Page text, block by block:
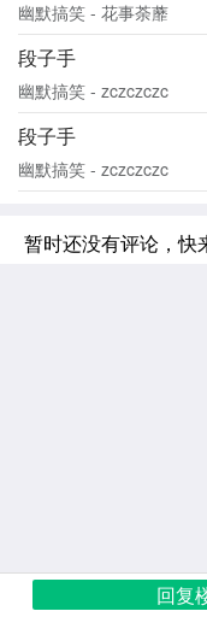
幽默搞笑 - 花事荼蘼
段子手
幽默搞笑 - zczczczc
段子手
幽默搞笑 - zczczczc
暂时还没有评论，快
回复